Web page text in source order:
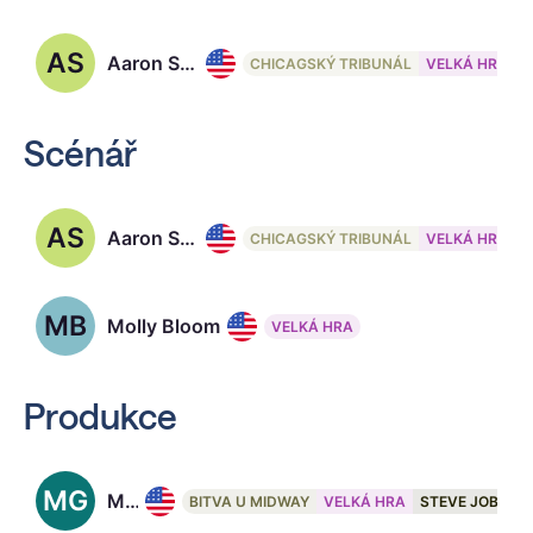
AS Aaron Sorkin, 65 CHICAGSKÝ TRIBUNÁL VELKÁ HRA
Scénář
AS Aaron Sorkin, 65 CHICAGSKÝ TRIBUNÁL VELKÁ HRA
MB Molly Bloom VELKÁ HRA
Produkce
MG Mark Gordon, 69 BITVA U MIDWAY VELKÁ HRA STEVE JOBS